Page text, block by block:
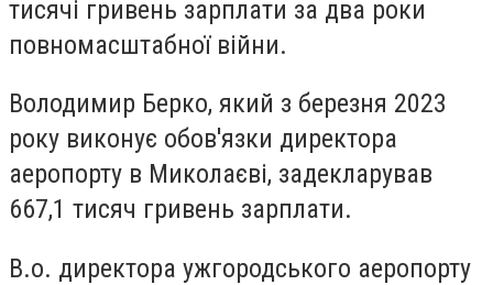
тисячі гривень зарплати за два роки
повномасштабної війни.
Володимир Берко, який з березня 2023
року виконує обов'язки директора
аеропорту в Миколаєві, задекларував
667,1 тисяч гривень зарплати.
В.о. директора ужгородського аеропорту